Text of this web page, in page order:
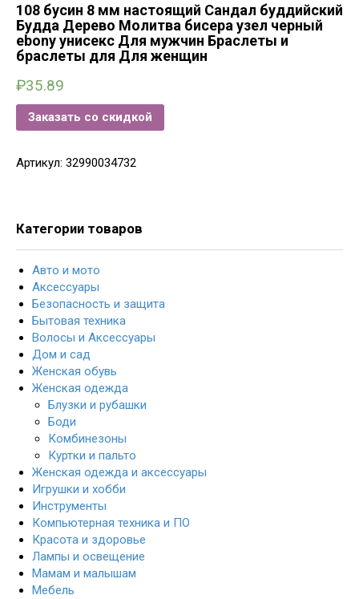
108 бусин 8 мм настоящий Сандал буддийский
Будда Дерево Молитва бисера узел черный
ebony унисекс Для мужчин Браслеты и
браслеты для Для женщин
₽35.89
Заказать со скидкой
Артикул: 32990034732
Категории товаров
Авто и мото
Аксессуары
Безопасность и защита
Бытовая техника
Волосы и Аксессуары
Дом и сад
Женская обувь
Женская одежда
Блузки и рубашки
Боди
Комбинезоны
Куртки и пальто
Женская одежда и аксессуары
Игрушки и хобби
Инструменты
Компьютерная техника и ПО
Красота и здоровье
Лампы и освещение
Мамам и малышам
Мебель